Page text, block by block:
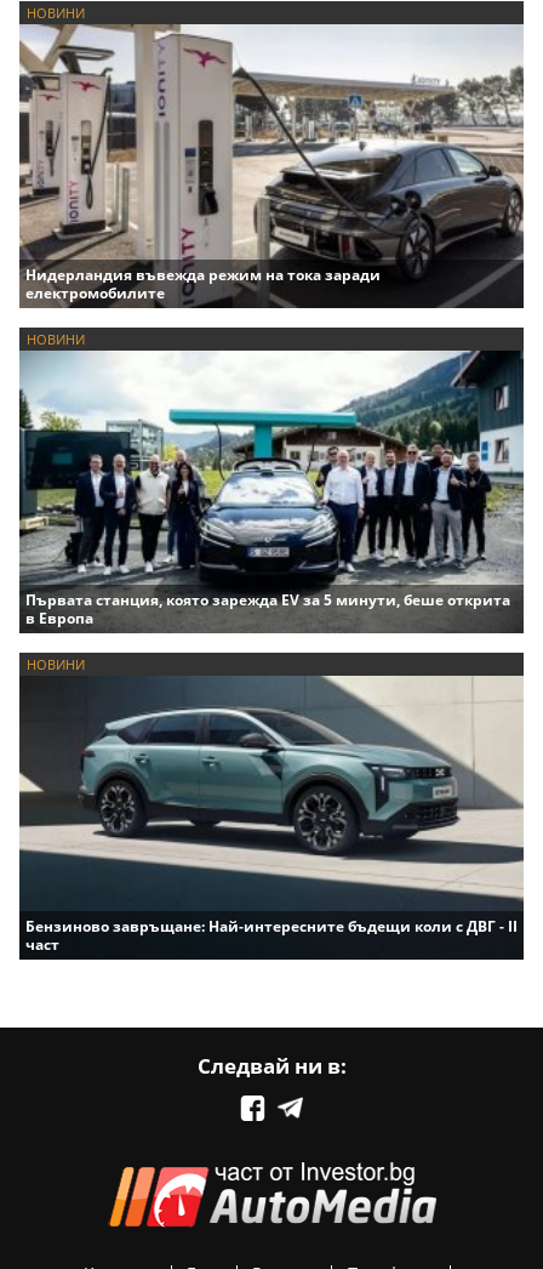
НОВИНИ
Нидерландия въвежда режим на тока заради
електромобилите
НОВИНИ
Първата станция, която зарежда EV за 5 минути, беше открита
в Европа
НОВИНИ
Бензиново завръщане: Най-интересните бъдещи коли с ДВГ - II
част
Следвай ни в: